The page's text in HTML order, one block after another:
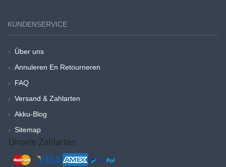
KUNDENSERVICE
Über uns
Annuleren En Retourneren
FAQ
Versand & Zahlarten
Akku-Blog
Sitemap